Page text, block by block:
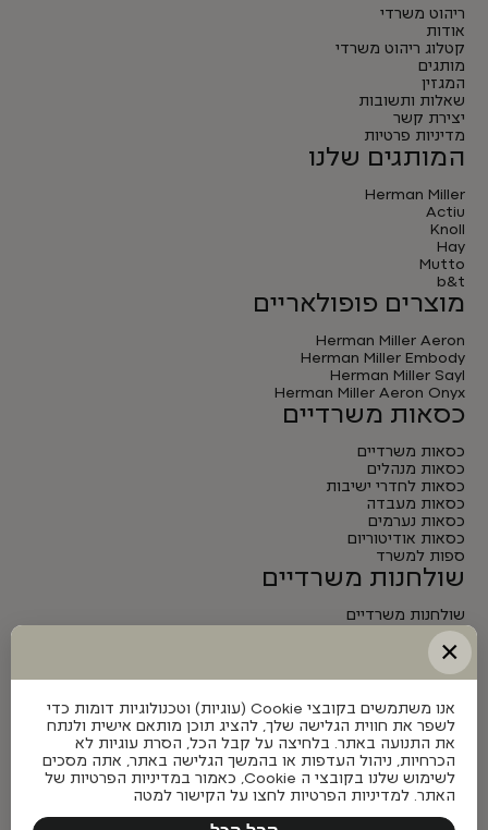
ריהוט משרדי
אודות
קטלוג ריהוט משרדי
מותגים
המגזין
שאלות ותשובות
יצירת קשר
מדיניות פרטיות
המותגים שלנו
Herman Miller
Actiu
Knoll
Hay
Mutto
b&t
מוצרים פופולאריים
Herman Miller Aeron
Herman Miller Embody
Herman Miller Sayl
Herman Miller Aeron Onyx
כסאות משרדיים
כסאות משרדיים
כסאות מנהלים
כסאות לחדרי ישיבות
כסאות מעבדה
כסאות נערמים
כסאות אודיטוריום
ספות למשרד
שולחנות משרדיים
שולחנות משרדיים
שולחנות מנהלים
שולחנות לחדרי ישיבות
שולחנות מתכווננים חשמליים
×
אנו משתמשים בקובצי Cookie (עוגיות) וטכנולוגיות דומות כדי
לשפר את חווית הגלישה שלך, להציג תוכן מותאם אישית ולנתח
את התנועה באתר. בלחיצה על קבל הכל, הסרת עוגיות לא
הכרחיות, ניהול העדפות או בהמשך הגלישה באתר, אתה מסכים
לשימוש שלנו בקובצי ה Cookie, כאמור במדיניות הפרטיות של
האתר. למדיניות הפרטיות לחצו על הקישור למטה